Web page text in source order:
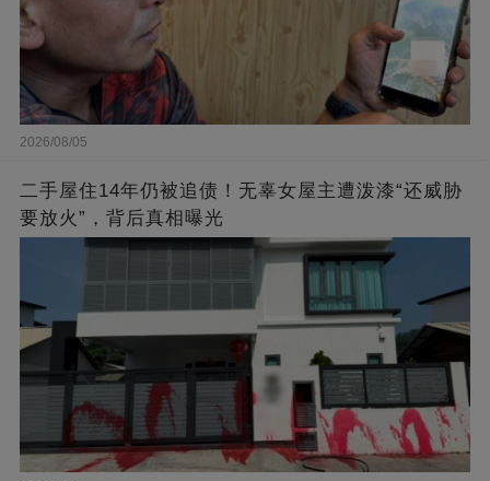
2026/08/05
二手屋住14年仍被追债！无辜女屋主遭泼漆“还威胁
要放火”，背后真相曝光